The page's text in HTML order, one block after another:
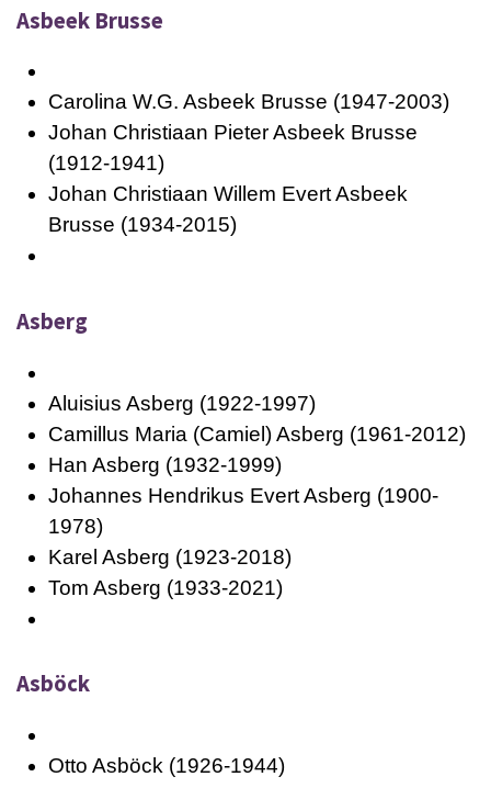
Asbeek Brusse
Carolina W.G. Asbeek Brusse (1947-2003)
Johan Christiaan Pieter Asbeek Brusse
(1912-1941)
Johan Christiaan Willem Evert Asbeek
Brusse (1934-2015)
Asberg
Aluisius Asberg (1922-1997)
Camillus Maria (Camiel) Asberg (1961-2012)
Han Asberg (1932-1999)
Johannes Hendrikus Evert Asberg (1900-
1978)
Karel Asberg (1923-2018)
Tom Asberg (1933-2021)
Asböck
Otto Asböck (1926-1944)